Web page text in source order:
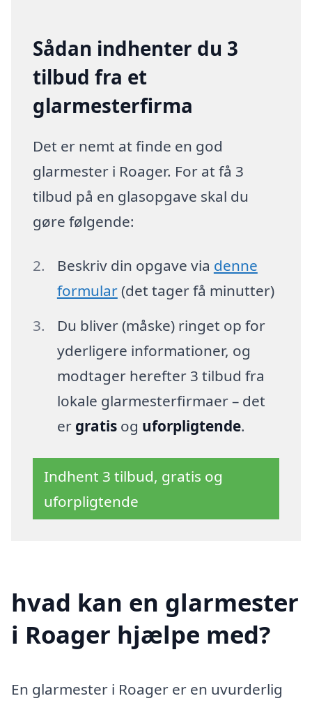
Sådan indhenter du 3
tilbud fra et
glarmesterfirma
Det er nemt at finde en god
glarmester i Roager. For at få 3
tilbud på en glasopgave skal du
gøre følgende:
Beskriv din opgave via denne
formular(det tager få minutter)
Du bliver (måske) ringet op for
yderligere informationer, og
modtager herefter 3 tilbud fra
lokale glarmesterfirmaer – det
er gratisog uforpligtende.
Indhent 3 tilbud, gratis og
uforpligtende
hvad kan en glarmester
i Roager hjælpe med?
En glarmester i Roager er en uvurderlig